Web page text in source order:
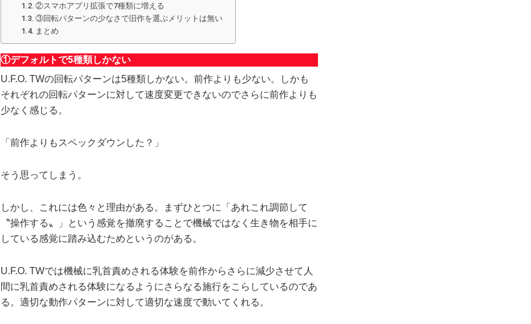
②スマホアプリ拡張で7種類に増える
③回転パターンの少なさで旧作を選ぶメリットは無い
まとめ
①デフォルトで5種類しかない
U.F.O. TWの回転パターンは5種類しかない。前作よりも少ない。しかも
それぞれの回転パターンに対して速度変更できないのでさらに前作よりも
少なく感じる。
「前作よりもスペックダウンした？」
そう思ってしまう。
しかし、これには色々と理由がある。まずひとつに「あれこれ調節して
〝操作する〟」という感覚を撤廃することで機械ではなく生き物を相手に
している感覚に踏み込むためというのがある。
U.F.O. TWでは機械に乳首責めされる体験を前作からさらに減少させて人
間に乳首責めされる体験になるようにさらなる施行をこらしているのであ
る。適切な動作パターンに対して適切な速度で動いてくれる。